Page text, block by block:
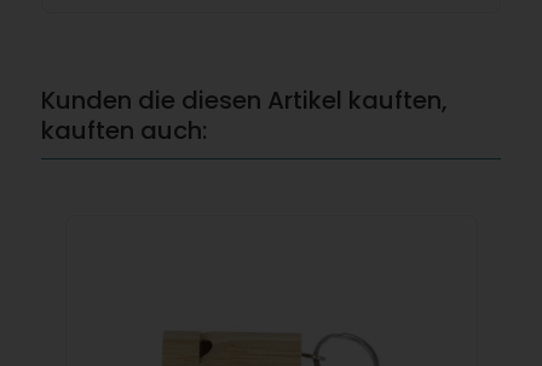
Kunden die diesen Artikel kauften,
kauften auch: